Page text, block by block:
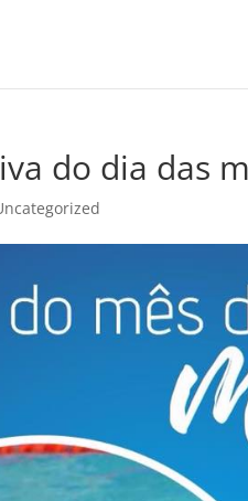
do dia das